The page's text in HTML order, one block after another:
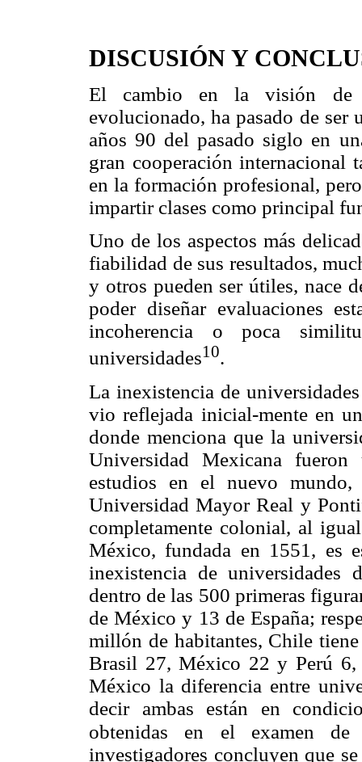
DISCUSIÓN Y
El cambio en la visión de
evolucionado, ha pasado de ser
años 90 del pasado siglo en
gran cooperación internacional
en la formación profesional,
impartir clases como principal
Uno de los aspectos más
fiabilidad de sus resultados,
y otros pueden ser útiles, nace
poder diseñar evaluaciones
incoherencia o poca
universidades10.
La inexistencia de
vio reflejada inicial-mente en
donde menciona que la
Universidad Mexicana fueron
estudios en el nuevo
Universidad Mayor Real y
completamente colonial, al
México, fundada en 1551, es
inexistencia de universidades
dentro de las 500 primeras
de México y 13 de España;
millón de habitantes, Chile
Brasil 27, México 22 y Perú
México la diferencia entre
decir ambas están en
obtenidas en el examen
investigadores concluyen que